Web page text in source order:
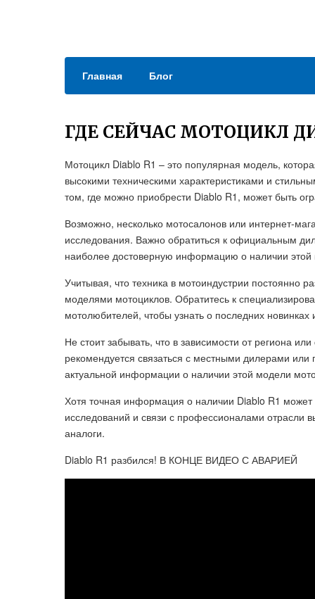
Главная Блог
ГДЕ СЕЙЧАС МОТОЦИКЛ
Мотоцикл Diablo R1 – это популярная модель,
высокими техническими характеристиками и
том, где можно приобрести Diablo R1, может быть
Возможно, несколько мотосалонов или интернет-
исследования. Важно обратиться к официальным
наиболее достоверную информацию о наличии этой
Учитывая, что техника в мотоиндустрии постоянно
моделями мотоциклов. Обратитесь к
мотолюбителей, чтобы узнать о последних
Не стоит забывать, что в зависимости от региона
рекомендуется связаться с местными дилерами или
актуальной информации о наличии этой модели
Хотя точная информация о наличии Diablo R1
исследований и связи с профессионалами отрасли
аналоги.
Diablo R1 разбился! В КОНЦЕ ВИДЕО С АВАРИЕЙ